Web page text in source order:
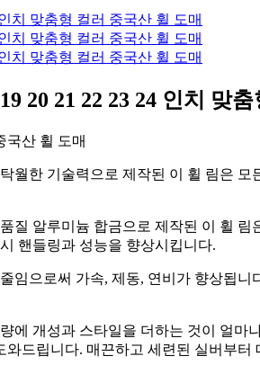
20 21 22 23 24 인치 맞
국산 휠 도매
한 기술력으로 제작된 이 휠 림은
질 알루미늄 합금으로 제작된 이 휠
핸들링과 성능을 향상시킵니다.
으로써 가속, 제동, 연비가 향상됩
에 개성과 스타일을 더하는 것이 얼
드립니다. 매끈하고 세련된 실버부